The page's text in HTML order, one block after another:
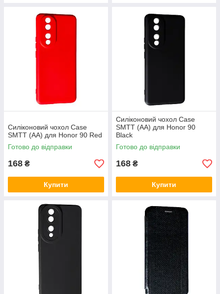
Силіконовий чохол Case
SMTT (AA) для Honor 90 Red
Готово до відправки
168 ₴
Купити
Силіконовий чохол Case
SMTT (AA) для Honor 90
Black
Готово до відправки
168 ₴
Купити